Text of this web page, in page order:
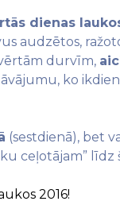
dienas
audzētos,
durvīm,
ko
(sestdienā), bet
ceļotājam” līdz
2016!